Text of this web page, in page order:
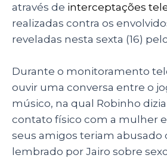
através de interceptações
realizadas contra os
reveladas nesta sexta (16)
Durante o monitoramento
ouvir uma conversa entre o
músico, na qual Robinho
contato físico com a mulher
seus amigos teriam abusado
lembrado por Jairo sobre